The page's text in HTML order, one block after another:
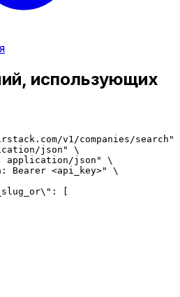
использующих
v1/companies/search"
json" \
application/json" \
Bearer <api_key>" \
[